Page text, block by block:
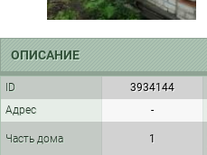
ОПИСАНИЕ
ID 3934144
Адрес
-
Часть дома 1